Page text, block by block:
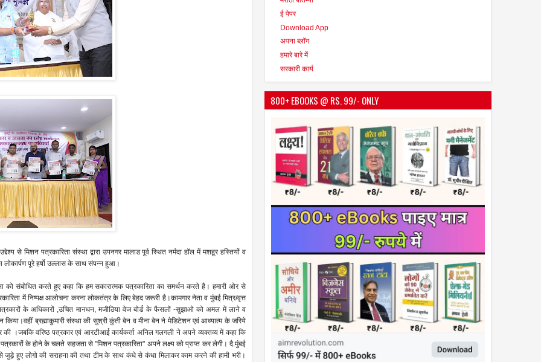
से मिशन पत्रकारिता संस्था द्वारा उपनगर मालाड पूर्व स्थित नर्मदा हॉल में मशहूर हस्तियों व
लोकार्पण पूरे हर्षो उल्लास के साथ संपन्न हुआ।
करते हुए कहा कि हम सकारात्मक पत्रकारिता का समर्थन करते है। हमारी ओर से
में निष्पक्ष आलोचना करना लोकतंत्र के लिए बेहद जरूरी है।कामगार नेता व मुंबई मित्र/वृत्त
के अधिकारों ,उचित मानधन, मजीठिया वेज बोर्ड के फैसलों -सुझाओ को अमल में लाने व
ब्रह्माकुमारी संस्था की सुश्री कुंती बेन व मीना बेन ने मेडिटेशन एवं आध्यात्म के जरिये
की ।जबकि वरिष्ठ पत्रकार एवं आरटीआई कार्यकर्ता अनिल गलगली ने अपने व्यक्तव्य में कहा कि
के होने के चलते सहजता से "मिशन पत्रकारिता" अपने लक्ष्य को प्राप्त कर लेगी। दै.मुंबई
हुए लोगो की सराहना की तथा टीम के साथ कंधे से कंधा मिलाकर काम करने की हामी भरी।
ई पेपर
Download App
अपना ब्लॉग
हमारे बारे में
सरकारी कार्य
800+ EBOOKS @ RS. 99/- ONLY